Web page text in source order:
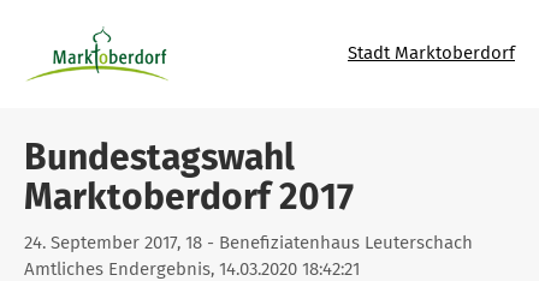
Stadt Marktoberdorf
Bundestagswahl
Marktoberdorf 2017
24. September 2017, 18 - Benefiziatenhaus Leuterschach
Amtliches Endergebnis, 14.03.2020 18:42:21